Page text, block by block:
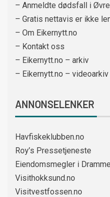
– Anmeldte dødsfall i
– Gratis nettavis er ikke
– Om Eikernytt.no
– Kontakt oss
– Eikernytt.no – arkiv
– Eikernytt.no – videoarkiv
ANNONSELENKER
Havfiskeklubben.no
Roy’s Pressetjeneste
Eiendomsmegler i
Visithokksund.no
Visitvestfossen.no